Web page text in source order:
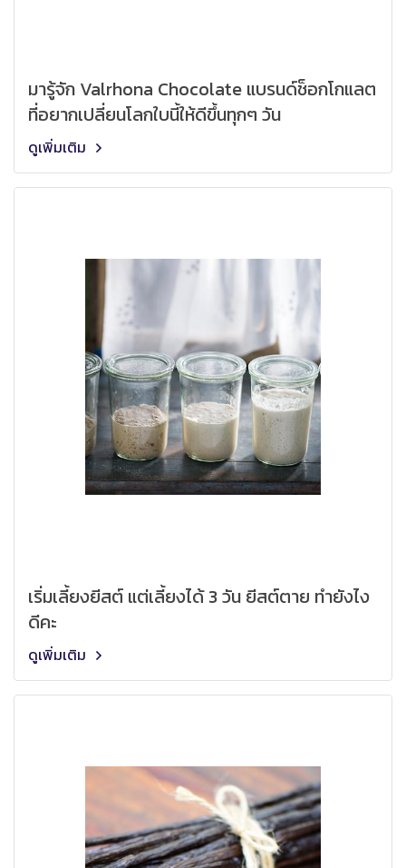
มารู้จัก Valrhona Chocolate แบรนด์ช็อกโกแลต
ที่อยากเปลี่ยนโลกใบนี้ให้ดีขึ้นทุกๆ วัน
ดูเพิ่มเติม
เริ่มเลี้ยงยีสต์ แต่เลี้ยงได้ 3 วัน ยีสต์ตาย ทำยังไง
ดีคะ
ดูเพิ่มเติม